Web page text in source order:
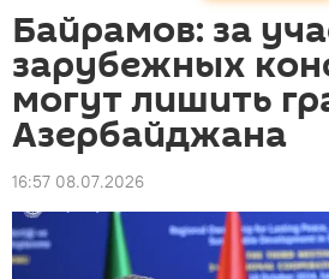
Байрамов: за
зарубежных
могут лишить
Азербайджана
16:57 08.07.2026